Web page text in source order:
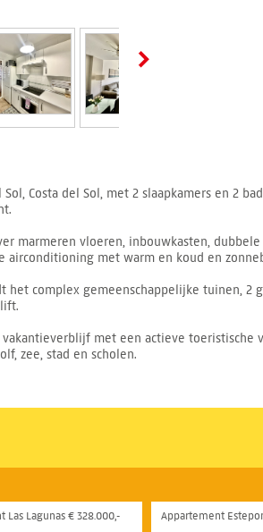
Costa del Sol, met 2 slaapkamers en 2
marmeren vloeren, inbouwkasten,
airconditioning met warm en koud en
complex gemeenschappelijke tuinen, 2
met een actieve
zee, stad en scholen.
Las Lagunas € 328.000,- Appartement